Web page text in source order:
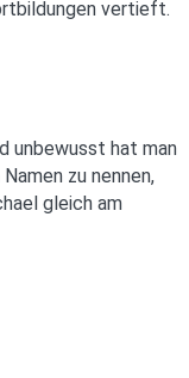
vertieft.
unbewusst hat man
zu nennen,
gleich am